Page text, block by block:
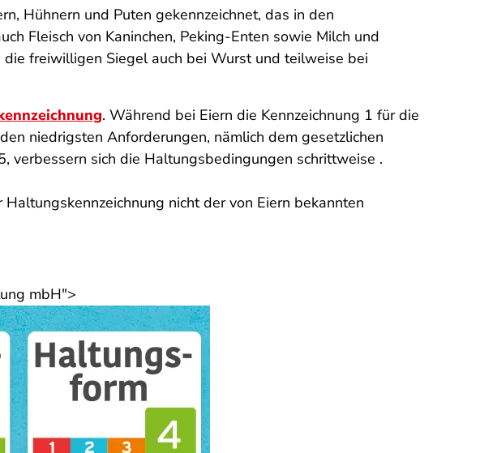
Hühnern und Puten gekennzeichnet, das in den
Fleisch von Kaninchen, Peking-Enten sowie Milch und
freiwilligen Siegel auch bei Wurst und teilweise bei
. Während bei Eiern die Kennzeichnung 1 für die
niedrigsten Anforderungen, nämlich dem gesetzlichen
verbessern sich die Haltungsbedingungen schrittweise .
nicht der von Eiern bekannten
mbH">